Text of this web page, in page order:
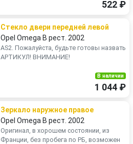
522 ₽
Стекло двери передней левой
Opel Omega B рест. 2002
AS2. Пожалуйста, будьте готовы назвать
АРТИКУЛ! ВНИМАНИЕ!
В наличии
1 044 ₽
Зеркало наружное правое
Opel Omega B рест. 2002
Оригинал, в хорошем состоянии, из
Франции, без пробега по РБ, возможен